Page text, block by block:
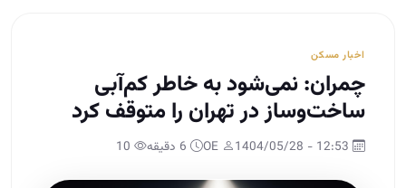
اخبار مسکن
چمران: نمی‌شود به خاطر کم‌آبی
ساخت‌وساز در تهران را متوقف کرد